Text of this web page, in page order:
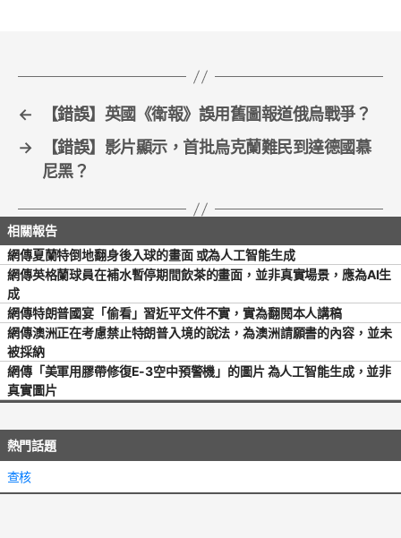
←
【錯誤】英國《衛報》誤用舊圖報道俄烏戰爭？
→
【錯誤】影片顯示，首批烏克蘭難民到達德國慕
尼黑？
網傳夏蘭特倒地翻身後入球的畫面 或為人工智能生成
網傳英格蘭球員在補水暫停期間飲茶的畫面，並非真實場景，應為AI生
成
網傳特朗普國宴「偷看」習近平文件不實，實為翻閱本人講稿
網傳澳洲正在考慮禁止特朗普入境的說法，為澳洲請願書的內容，並未
被採納
網傳「美軍用膠帶修復E-3空中預警機」的圖片 為人工智能生成，並非
真實圖片
熱門話題
查核